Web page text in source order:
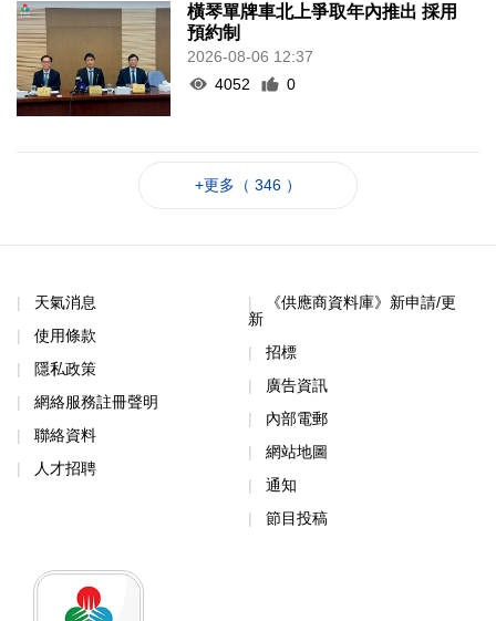
橫琴單牌車北上爭取年內推出 採用
預約制
2026-08-06 12:37
4052
0
+更多（ 346 ）
天氣消息
使用條款
隱私政策
網絡服務註冊聲明
聯絡資料
人才招聘
《供應商資料庫》新申請/更
新
招標
廣告資訊
內部電郵
網站地圖
通知
節目投稿